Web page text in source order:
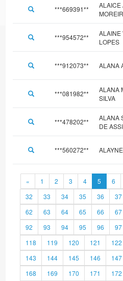
***669391**
ALAICE
***954572**
ALAINE
LOPES
***912073** ALANA
***081982**
ALANA
SILVA
***478202**
ALANA
DE
***560272**
« 1 2 3 4 5 6
32
33 34 35 36 37
62
63 64 65 66 67
92
93 94 95 96 97
118
119 120 121 122
143
144 145 146 147
168
169 170 171 172